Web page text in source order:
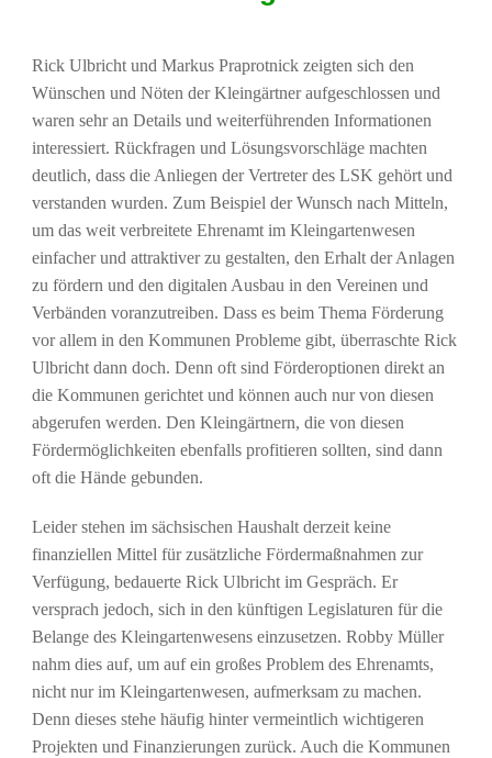
Rick Ulbricht und Markus Praprotnick zeigten sich den
Wünschen und Nöten der Kleingärtner aufgeschlossen und
waren sehr an Details und weiterführenden Informationen
interessiert. Rückfragen und Lösungsvorschläge machten
deutlich, dass die Anliegen der Vertreter des LSK gehört und
verstanden wurden. Zum Beispiel der Wunsch nach Mitteln,
um das weit verbreitete Ehrenamt im Kleingartenwesen
einfacher und attraktiver zu gestalten, den Erhalt der Anlagen
zu fördern und den digitalen Ausbau in den Vereinen und
Verbänden voranzutreiben. Dass es beim Thema Förderung
vor allem in den Kommunen Probleme gibt, überraschte Rick
Ulbricht dann doch. Denn oft sind Förderoptionen direkt an
die Kommunen gerichtet und können auch nur von diesen
abgerufen werden. Den Kleingärtnern, die von diesen
Fördermöglichkeiten ebenfalls profitieren sollten, sind dann
oft die Hände gebunden.
Leider stehen im sächsischen Haushalt derzeit keine
finanziellen Mittel für zusätzliche Fördermaßnahmen zur
Verfügung, bedauerte Rick Ulbricht im Gespräch. Er
versprach jedoch, sich in den künftigen Legislaturen für die
Belange des Kleingartenwesens einzusetzen. Robby Müller
nahm dies auf, um auf ein großes Problem des Ehrenamts,
nicht nur im Kleingartenwesen, aufmerksam zu machen.
Denn dieses stehe häufig hinter vermeintlich wichtigeren
Projekten und Finanzierungen zurück. Auch die Kommunen